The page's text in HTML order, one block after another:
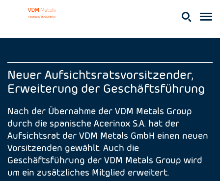
Neuer Aufsichtsratsvorsitzender,
Erweiterung der Geschäftsführung
Nach der Übernahme der VDM Metals Group
durch die spanische Acerinox S.A. hat der
Aufsichtsrat der VDM Metals GmbH einen neuen
Vorsitzenden gewählt. Auch die
Geschäftsführung der VDM Metals Group wird
um ein zusätzliches Mitglied erweitert.